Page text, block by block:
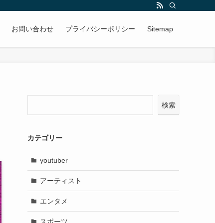
お問い合わせ プライバシーポリシー Sitemap
検索
カテゴリー
youtuber
アーティスト
エンタメ
スポーツ